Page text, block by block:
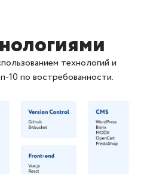
технологий и
10 по востребованности.